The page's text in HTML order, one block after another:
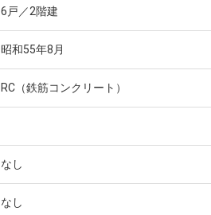
6戸／2階建
昭和55年8月
RC（鉄筋コンクリート）
なし
なし